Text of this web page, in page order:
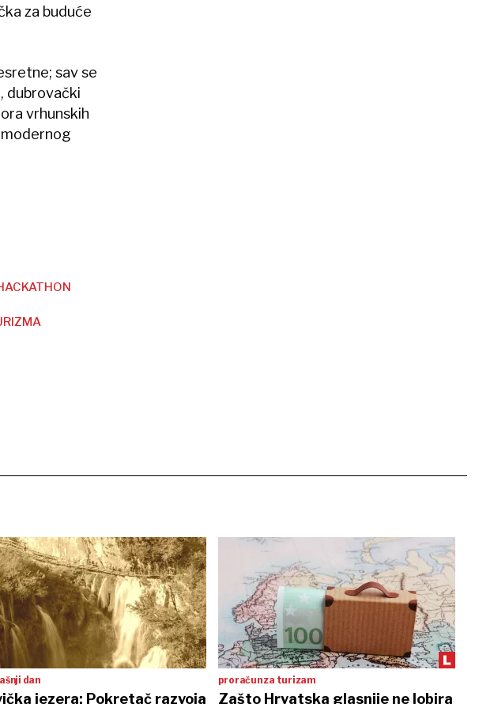
za buduće
sav se
dubrovački
vrhunskih
dan
jezera: Pokretač razvoja
proračun za turizam
Zašto Hrvatska glasnije ne lobira